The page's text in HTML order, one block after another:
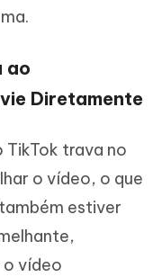
ao
Diretamente
TikTok trava no
o vídeo, o que
estiver
vídeo